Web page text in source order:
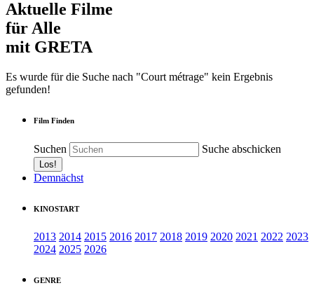
Aktuelle Filme
für Alle
mit GRETA
Es wurde für die Suche nach "Court métrage" kein Ergebnis
gefunden!
Film Finden
Suchen Suche abschicken
Demnächst
KINOSTART
2013 2014 2015 2016 2017 2018 2019 2020 2021 2022 2023
2024 2025 2026
GENRE